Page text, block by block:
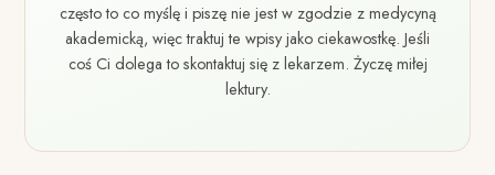
często to co myślę i piszę nie jest w zgodzie z medycyną
akademicką, więc traktuj te wpisy jako ciekawostkę. Jeśli
coś Ci dolega to skontaktuj się z lekarzem. Życzę miłej
lektury.